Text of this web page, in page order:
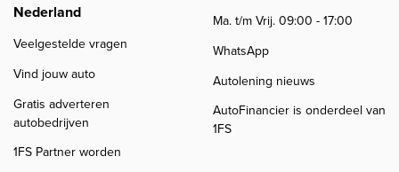
Nederland
Veelgestelde vragen
Vind jouw auto
Gratis adverteren
autobedrijven
1FS Partner worden
Ma. t/m Vrij. 09:00 - 17:00
WhatsApp
Autolening nieuws
AutoFinancier is onderdeel van
1FS